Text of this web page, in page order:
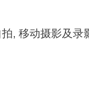
, 移动摄影及录